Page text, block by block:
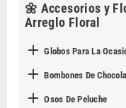
🌼 Accesorios y
Arreglo Floral
 Globos Para La
 Bombones De
 Osos De Peluche